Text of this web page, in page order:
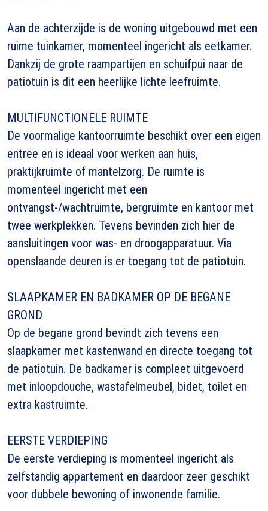
Aan de achterzijde is de woning uitgebouwd met een
ruime tuinkamer, momenteel ingericht als eetkamer.
Dankzij de grote raampartijen en schuifpui naar de
patiotuin is dit een heerlijke lichte leefruimte.
MULTIFUNCTIONELE RUIMTE
De voormalige kantoorruimte beschikt over een eigen
entree en is ideaal voor werken aan huis,
praktijkruimte of mantelzorg. De ruimte is
momenteel ingericht met een
ontvangst-/wachtruimte, bergruimte en kantoor met
twee werkplekken. Tevens bevinden zich hier de
aansluitingen voor was- en droogapparatuur. Via
openslaande deuren is er toegang tot de patiotuin.
SLAAPKAMER EN BADKAMER OP DE BEGANE
GROND
Op de begane grond bevindt zich tevens een
slaapkamer met kastenwand en directe toegang tot
de patiotuin. De badkamer is compleet uitgevoerd
met inloopdouche, wastafelmeubel, bidet, toilet en
extra kastruimte.
EERSTE VERDIEPING
De eerste verdieping is momenteel ingericht als
zelfstandig appartement en daardoor zeer geschikt
voor dubbele bewoning of inwonende familie.